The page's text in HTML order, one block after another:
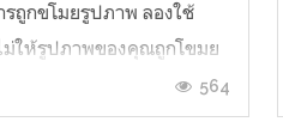
ถูกขโมยรูปภาพ ลองใช้
ม่ให้รูปภาพของคุณถูกโขมย
าจจะเป็นในรูปแบบของ
นด์ หรือชื่อของเว็บไซต์ก็ได้
564